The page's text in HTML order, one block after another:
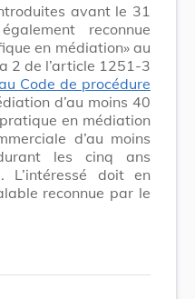
avant le 31
reconnue
en médiation» au
2 de l’article 1251-3
Code de procédure
d’au moins 40
en médiation
d’au moins
les cinq ans
L’intéressé doit en
reconnue par le